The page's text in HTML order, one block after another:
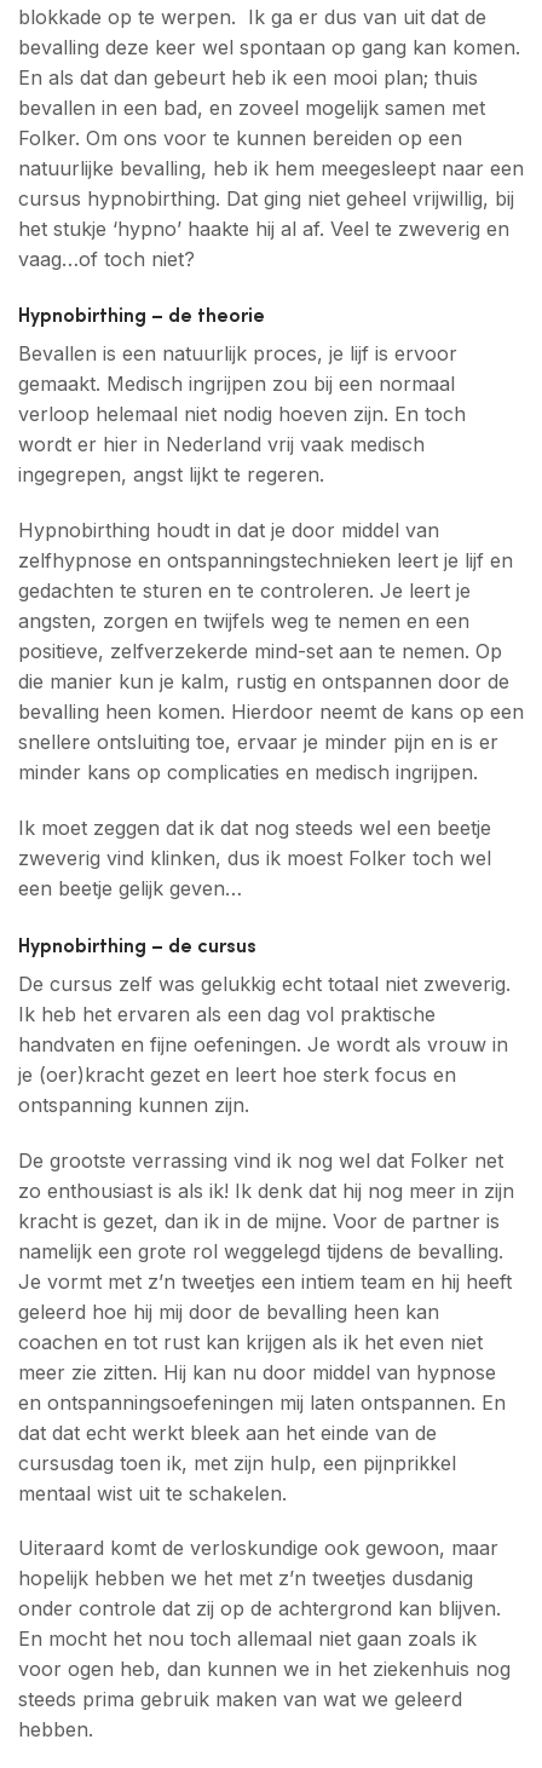
blokkade op te werpen. Ik ga er dus van uit dat de
bevalling deze keer wel spontaan op gang kan komen.
En als dat dan gebeurt heb ik een mooi plan; thuis
bevallen in een bad, en zoveel mogelijk samen met
Folker. Om ons voor te kunnen bereiden op een
natuurlijke bevalling, heb ik hem meegesleept naar een
cursus hypnobirthing. Dat ging niet geheel vrijwillig, bij
het stukje ‘hypno’ haakte hij al af. Veel te zweverig en
vaag…of toch niet?
Hypnobirthing – de theorie
Bevallen is een natuurlijk proces, je lijf is ervoor
gemaakt. Medisch ingrijpen zou bij een normaal
verloop helemaal niet nodig hoeven zijn. En toch
wordt er hier in Nederland vrij vaak medisch
ingegrepen, angst lijkt te regeren.
Hypnobirthing houdt in dat je door middel van
zelfhypnose en ontspanningstechnieken leert je lijf en
gedachten te sturen en te controleren. Je leert je
angsten, zorgen en twijfels weg te nemen en een
positieve, zelfverzekerde mind-set aan te nemen. Op
die manier kun je kalm, rustig en ontspannen door de
bevalling heen komen. Hierdoor neemt de kans op een
snellere ontsluiting toe, ervaar je minder pijn en is er
minder kans op complicaties en medisch ingrijpen.
Ik moet zeggen dat ik dat nog steeds wel een beetje
zweverig vind klinken, dus ik moest Folker toch wel
een beetje gelijk geven…
Hypnobirthing – de cursus
De cursus zelf was gelukkig echt totaal niet zweverig.
Ik heb het ervaren als een dag vol praktische
handvaten en fijne oefeningen. Je wordt als vrouw in
je (oer)kracht gezet en leert hoe sterk focus en
ontspanning kunnen zijn.
De grootste verrassing vind ik nog wel dat Folker net
zo enthousiast is als ik! Ik denk dat hij nog meer in zijn
kracht is gezet, dan ik in de mijne. Voor de partner is
namelijk een grote rol weggelegd tijdens de bevalling.
Je vormt met z’n tweetjes een intiem team en hij heeft
geleerd hoe hij mij door de bevalling heen kan
coachen en tot rust kan krijgen als ik het even niet
meer zie zitten. Hij kan nu door middel van hypnose
en ontspanningsoefeningen mij laten ontspannen. En
dat dat echt werkt bleek aan het einde van de
cursusdag toen ik, met zijn hulp, een pijnprikkel
mentaal wist uit te schakelen.
Uiteraard komt de verloskundige ook gewoon, maar
hopelijk hebben we het met z’n tweetjes dusdanig
onder controle dat zij op de achtergrond kan blijven.
En mocht het nou toch allemaal niet gaan zoals ik
voor ogen heb, dan kunnen we in het ziekenhuis nog
steeds prima gebruik maken van wat we geleerd
hebben.